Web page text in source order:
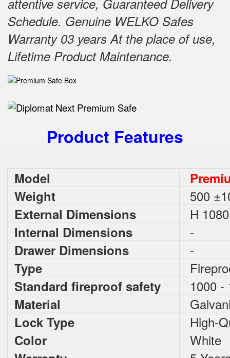
attentive service, Guaranteed Delivery
Schedule. Genuine WELKO Safes
Warranty 03 years At the place of use,
Lifetime Product Maintenance.
Product Features
Model
Weight
500
External Dimensions H
Internal Dimensions -
Drawer Dimensions -
Type
Standard fireproof safety 1000 -
Material
Lock Type High-
Color White